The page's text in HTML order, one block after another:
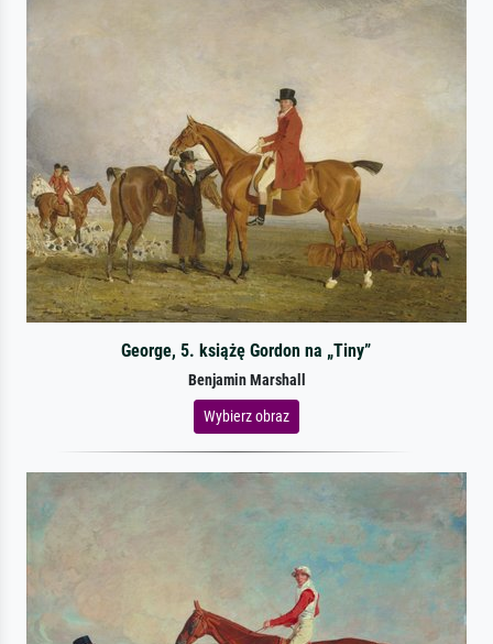
George, 5. książę Gordon na „Tiny”
Benjamin Marshall
Wybierz obraz